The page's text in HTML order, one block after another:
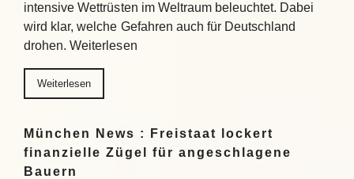
intensive Wettrüsten im Weltraum beleuchtet. Dabei
wird klar, welche Gefahren auch für Deutschland
drohen. Weiterlesen
Weiterlesen
München News : Freistaat lockert
finanzielle Zügel für angeschlagene
Bauern